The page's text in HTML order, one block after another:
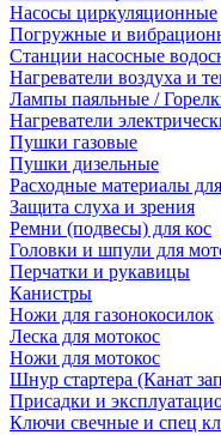
Насосы циркуляционные
Погружные и
Станции насосные
Нагреватели воздуха и
Лампы паяльные /
Нагреватели
Пушки газовые
Пушки дизельные
Расходные материалы
Защита слуха и зрения
Ремни (подвесы) для кос
Головки и шпули для
Перчатки и рукавицы
Канистры
Ножи для газонокосилок
Леска для мотокос
Ножи для мотокос
Шнур стартера (Канат
Присадки и
Ключи свечные и спец